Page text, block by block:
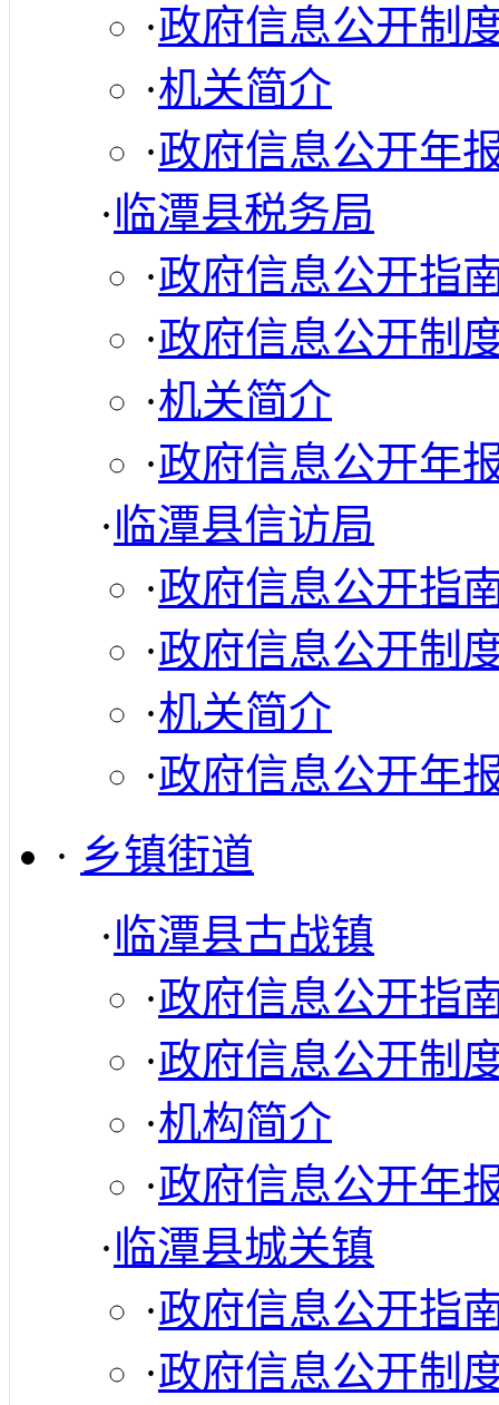
·政府信息公开制
·机关简介
·政府信息公开年
·临潭县税务局
·政府信息公开指
·政府信息公开制
·机关简介
·政府信息公开年
·临潭县信访局
·政府信息公开指
·政府信息公开制
·机关简介
·政府信息公开年
· 乡镇街道
·临潭县古战镇
·政府信息公开指
·政府信息公开制
·机构简介
·政府信息公开年
·临潭县城关镇
·政府信息公开指
·政府信息公开制